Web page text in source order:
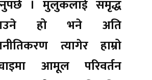
। मुलुकलाई समृद्ध
हो भने अति
त्यागेर हाम्रो
आमूल परिवर्तन